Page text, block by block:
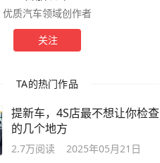
优质汽车领域创作者
关注
TA的热门作品
提新车，4S店最不想让你检查
的几个地方
2.7万阅读 2025年05月21日